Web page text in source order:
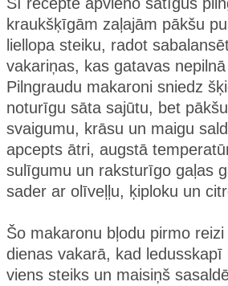
kraukšķīgām zaļajām pākšu
liellopa steiku, radot
vakariņas, kas gatavas
Pilngraudu makaroni sniedz
noturīgu sāta sajūtu, bet
svaigumu, krāsu un maigu
apcepts ātri, augstā
sulīgumu un raksturīgo gaļas
sader ar olīveļļu, ķiploku un
Šo makaronu bļodu pirmo
dienas vakarā, kad ledusskapī
viens steiks un maisiņš